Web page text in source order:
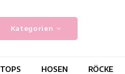
Kategorien
TOPS HOSEN RÖCKE